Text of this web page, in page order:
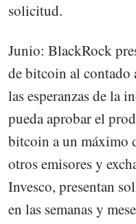
solicitud.
Junio: BlackRock
de bitcoin al contado
las esperanzas de la
pueda aprobar el
bitcoin a un máximo
otros emisores y
Invesco, presentan
en las semanas y